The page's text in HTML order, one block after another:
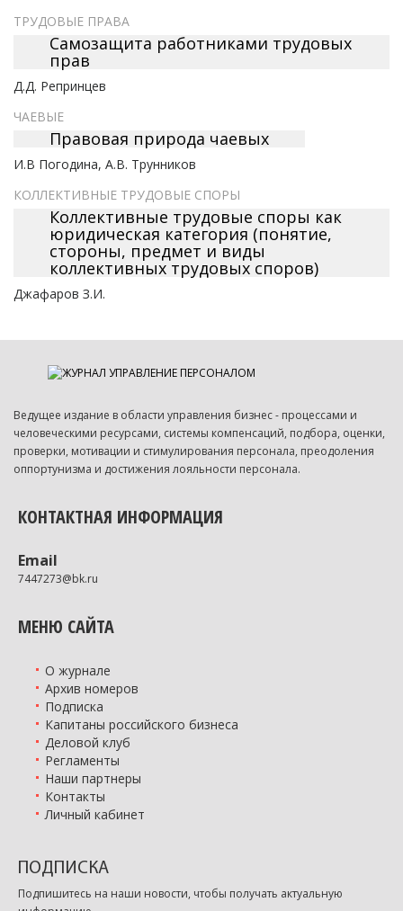
ТРУДОВЫЕ ПРАВА
Самозащита работниками трудовых
прав
Д.Д. Репринцев
ЧАЕВЫЕ
Правовая природа чаевых
И.В Погодина, А.В. Трунников
КОЛЛЕКТИВНЫЕ ТРУДОВЫЕ СПОРЫ
Коллективные трудовые споры как
юридическая категория (понятие,
стороны, предмет и виды
коллективных трудовых споров)
Джафаров З.И.
Ведущее издание в области управления бизнес - процессами и
человеческими ресурсами, системы компенсаций, подбора, оценки,
проверки, мотивации и стимулирования персонала, преодоления
оппортунизма и достижения лояльности персонала.
КОНТАКТНАЯ ИНФОРМАЦИЯ
Email
7447273@bk.ru
МЕНЮ САЙТА
О журнале
Архив номеров
Подписка
Капитаны российского бизнеса
Деловой клуб
Регламенты
Наши партнеры
Контакты
Личный кабинет
ПОДПИСКА
Подпишитесь на наши новости, чтобы получать актуальную